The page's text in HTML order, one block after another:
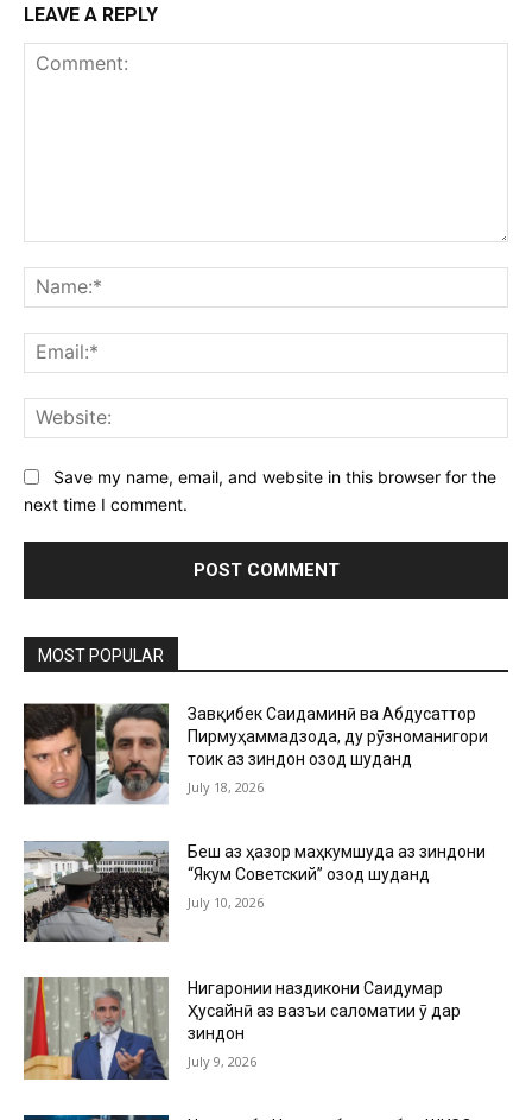
LEAVE A REPLY
Save my name, email, and website in this browser for the
next time I comment.
MOST POPULAR
Завқибек Саидаминӣ ва Абдусаттор
Пирмуҳаммадзода, ду рӯзноманигори
тоҷик аз зиндон озод шуданд
July 18, 2026
Беш аз ҳазор маҳкумшуда аз зиндони
“Якум Советский” озод шуданд
July 10, 2026
Нигаронии наздикони Саидумар
Ҳусайнӣ аз вазъи саломатии ӯ дар
зиндон
July 9, 2026